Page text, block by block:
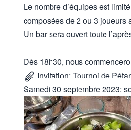
Le nombre d’équipes est
composées de 2 ou 3 joueurs
Un bar sera ouvert toute
Dès 18h30, nous
Invitation: Tournoi de
Samedi 30 septembre 2023: